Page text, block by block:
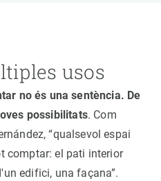
usos
no és una sentència. De
possibilitats. Com
“qualsevol espai
comptar: el pati interior
edifici, una façana”.